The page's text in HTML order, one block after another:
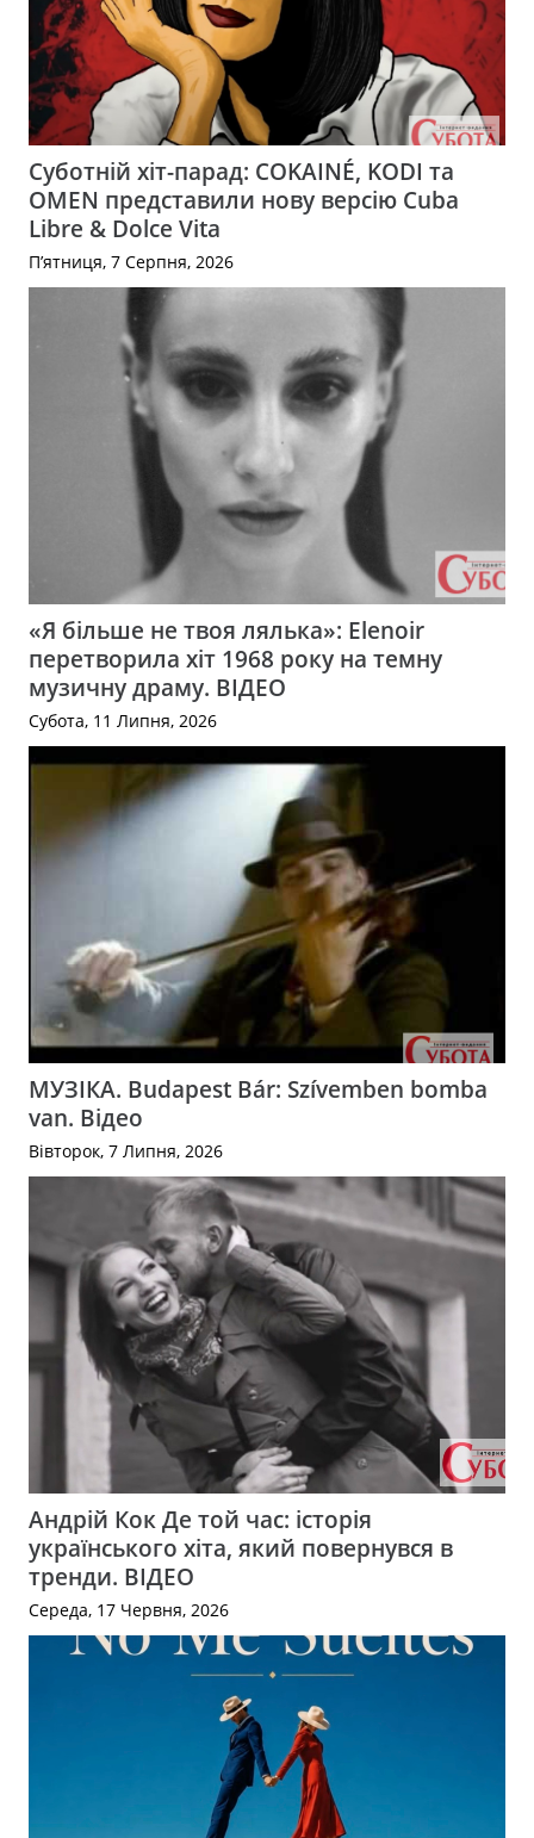
Суботній хіт-парад: COKAINÉ, KODI та
OMEN представили нову версію Cuba
Libre & Dolce Vita
П’ятниця, 7 Серпня, 2026
«Я більше не твоя лялька»: Elenoir
перетворила хіт 1968 року на темну
музичну драму. ВІДЕО
Субота, 11 Липня, 2026
МУЗІКА. Budapest Bár: Szívemben bomba
van. Відео
Вівторок, 7 Липня, 2026
Андрій Кок Де той час: історія
українського хіта, який повернувся в
тренди. ВІДЕО
Середа, 17 Червня, 2026